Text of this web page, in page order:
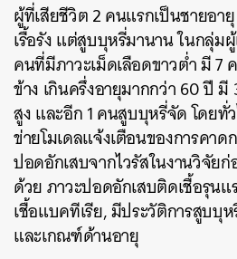
ผู้ที่เสียชีวิต 2 คนแรกเป็นชายอา
เรื้อรัง แต่สูบบุหรี่มานาน ในกลุ่ม
คนที่มีภาวะเม็ดเลือดขาวต่ำ มี 7
ข้าง เกินครึ่งอายุมากกว่า 60 ปี
สูง และอีก 1 คนสูบบุหรี่จัด โดยทั่
ข่ายโมเดลแจ้งเตือนของการคา
ปอดอักเสบจากไวรัสในงานวิจัย
ด้วย ภาวะปอดอักเสบติดเชื้อรุนแ
เชื้อแบคทีเรีย, มีประวัติการสูบบุ
และเกณฑ์ด้านอายุ
ค้นหา
SHARE TWEET